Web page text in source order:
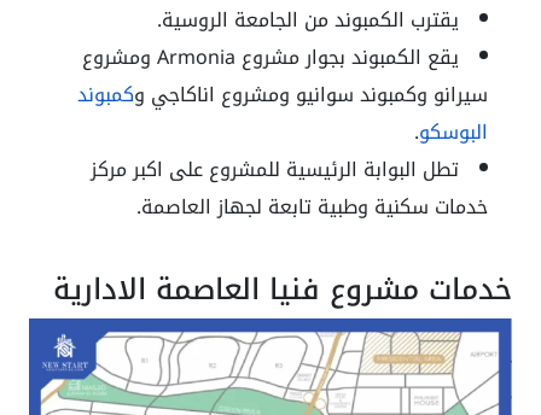
يقترب الكمبوند من الجامعة الروسية.
يقع الكمبوند بجوار مشروع Armonia ومشروع
سيرانو وكمبوند سوانيو ومشروع اناكاجي وكمبوند
البوسكو.
تطل البوابة الرئيسية للمشروع على اكبر مركز
خدمات سكنية وطبية تابعة لجهاز العاصمة.
خدمات مشروع فنيا العاصمة الادارية